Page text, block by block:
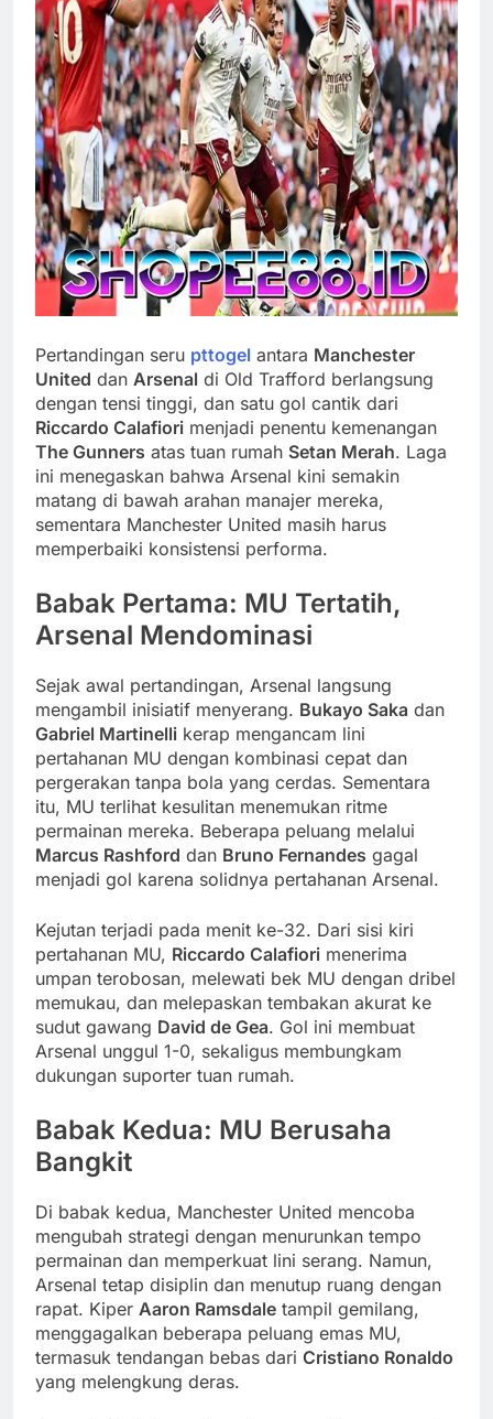
Pertandingan seru pttogel antara Manchester
United dan Arsenal di Old Trafford berlangsung
dengan tensi tinggi, dan satu gol cantik dari
Riccardo Calafiori menjadi penentu kemenangan
The Gunners atas tuan rumah Setan Merah. Laga
ini menegaskan bahwa Arsenal kini semakin
matang di bawah arahan manajer mereka,
sementara Manchester United masih harus
memperbaiki konsistensi performa.
Babak Pertama: MU Tertatih,
Arsenal Mendominasi
Sejak awal pertandingan, Arsenal langsung
mengambil inisiatif menyerang. Bukayo Saka dan
Gabriel Martinelli kerap mengancam lini
pertahanan MU dengan kombinasi cepat dan
pergerakan tanpa bola yang cerdas. Sementara
itu, MU terlihat kesulitan menemukan ritme
permainan mereka. Beberapa peluang melalui
Marcus Rashford dan Bruno Fernandes gagal
menjadi gol karena solidnya pertahanan Arsenal.
Kejutan terjadi pada menit ke-32. Dari sisi kiri
pertahanan MU, Riccardo Calafiori menerima
umpan terobosan, melewati bek MU dengan dribel
memukau, dan melepaskan tembakan akurat ke
sudut gawang David de Gea. Gol ini membuat
Arsenal unggul 1-0, sekaligus membungkam
dukungan suporter tuan rumah.
Babak Kedua: MU Berusaha
Bangkit
Di babak kedua, Manchester United mencoba
mengubah strategi dengan menurunkan tempo
permainan dan memperkuat lini serang. Namun,
Arsenal tetap disiplin dan menutup ruang dengan
rapat. Kiper Aaron Ramsdale tampil gemilang,
menggagalkan beberapa peluang emas MU,
termasuk tendangan bebas dari Cristiano Ronaldo
yang melengkung deras.